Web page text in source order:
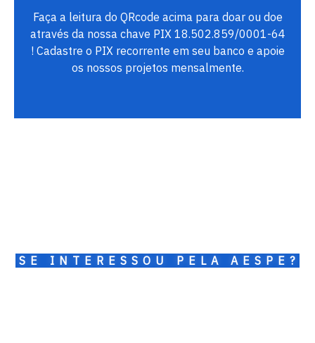
Faça a leitura do QRcode acima para doar ou doe
através da nossa chave PIX 18.502.859/0001-64
! Cadastre o PIX recorrente em seu banco e apoie
os nossos projetos mensalmente.
SE INTERESSOU PELA AESPE?